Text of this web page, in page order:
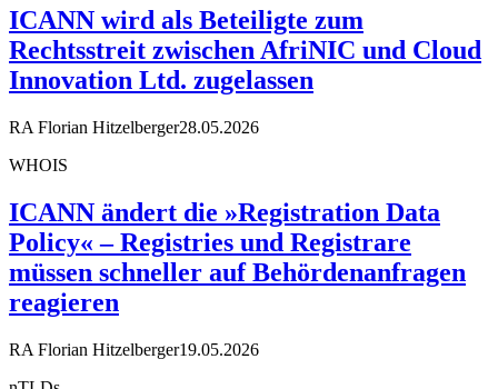
ICANN wird als Beteiligte zum
Rechtsstreit zwischen AfriNIC und Cloud
Innovation Ltd. zugelassen
RA Florian Hitzelberger28.05.2026
WHOIS
ICANN ändert die »Registration Data
Policy« – Registries und Registrare
müssen schneller auf Behördenanfragen
reagieren
RA Florian Hitzelberger19.05.2026